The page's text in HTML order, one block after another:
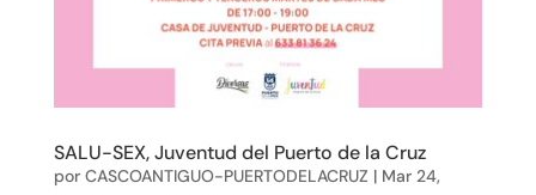
SALU-SEX, Juventud del Puerto de la Cruz
por CASCOANTIGUO-PUERTODELACRUZ | Mar 24,